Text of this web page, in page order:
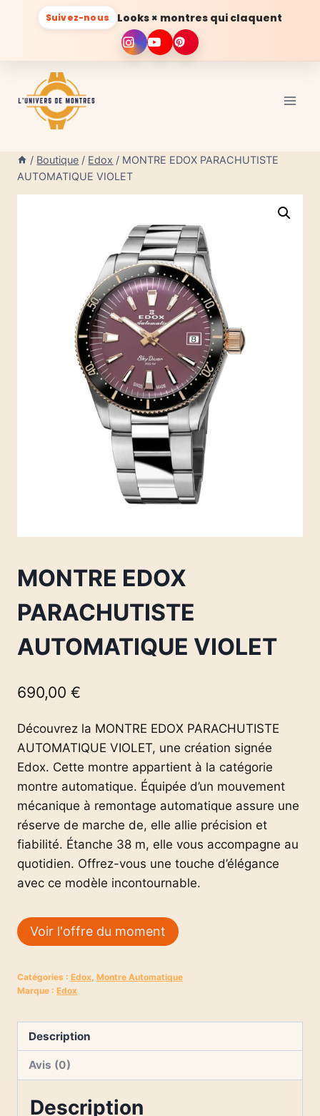
Suivez-nous Looks × montres qui claquent
contenu
/ Boutique / Edox / MONTRE EDOX PARACHUTISTE
AUTOMATIQUE VIOLET
MONTRE EDOX
PARACHUTISTE
AUTOMATIQUE VIOLET
690,00 €
Découvrez la MONTRE EDOX PARACHUTISTE
AUTOMATIQUE VIOLET, une création signée
Edox. Cette montre appartient à la catégorie
montre automatique. Équipée d’un mouvement
mécanique à remontage automatique assure une
réserve de marche de, elle allie précision et
fiabilité. Étanche 38 m, elle vous accompagne au
quotidien. Offrez-vous une touche d’élégance
avec ce modèle incontournable.
Voir l'offre du moment
Catégories : Edox Montre Automatique
Marque : Edox
Description
Avis (0)
Description